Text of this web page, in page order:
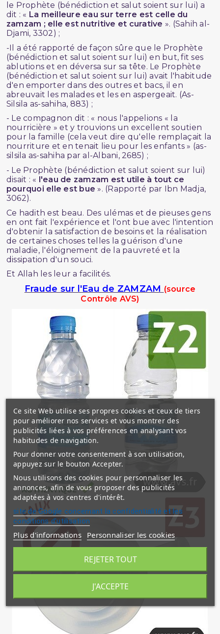
le Prophète (bénédiction et salut soient sur lui) a
dit : « La meilleure eau sur terre est celle du
zamzam ; elle est nutritive et curative ». (Sahih al-
Djami, 3302) ;
-Il a été rapporté de façon sûre que le Prophète
(bénédiction et salut soient sur lui) en but, fit ses
ablutions et en déversa sur sa tête. Le Prophète
(bénédiction et salut soient sur lui) avait l'habitude
d'en emporter dans des outres et bacs, il en
abreuvait les malades et les en aspergeait. (As-
Silsila as-sahiha, 883) ;
- Le compagnon dit : « nous l'appelions « la
nourricière » et y trouvions un excellent soutien
pour la famille (cela veut dire qu'elle remplaçait la
nourriture et en tenait lieu pour les enfants » (as-
silsila as-sahiha par al-Albani, 2685) ;
- Le Prophète (bénédiction et salut soient sur lui)
disait : « l'eau de zamzam est utile à tout ce
pourquoi elle est bue ». (Rapporté par Ibn Madja,
3062).
Ce hadith est beau. Des ulémas et de pieuses gens
en ont fait l'expérience et l'ont bue avec l'intention
d'obtenir la satisfaction de besoins et la réalisation
de certaines choses telles la guérison d'une
maladie, l'éloignement de la pauvreté et la
dissipation d'un souci.
Et Allah les leur a facilités.
Fraude sur l'Eau de ZAMZAM (source
Contrôle AVS)
Ce site Web utilise ses propres cookies et ceux de tiers
pour améliorer nos services et vous montrer des
publicités liées à vos préférences en analysant vos
habitudes de navigation.
Pour donner votre consentement à son utilisation,
appuyez sur le bouton Accepter.
Nous utilisons des cookies pour personnaliser les
annonces, afin de vous proposer des publicités
adaptées à vos centres d'intérêt.
site de Google concernant la confidentialité et les
conditions d'utilisation
Plus d'informations Personnaliser les cookies
REJETER TOUT
J'ACCEPTE